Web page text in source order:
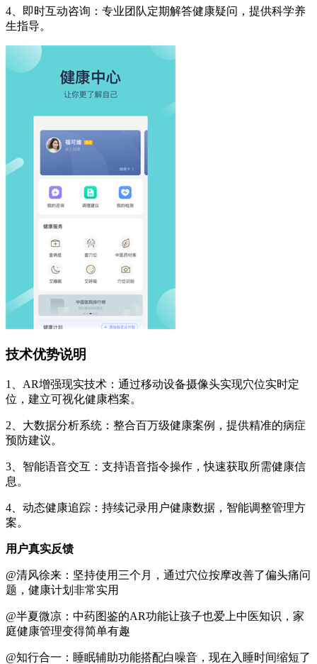
4、即时互动咨询：专业团队定期解答健康疑问，提供科学养
生指导。
技术优势说明
1、AR增强现实技术：通过移动设备摄像头实现穴位实时定
位，建立可视化健康档案。
2、大数据分析系统：整合百万级健康案例，提供精准的病症
预防建议。
3、智能语音交互：支持语音指令操作，快速获取所需健康信
息。
4、动态健康追踪：持续记录用户健康数据，智能调整管理方
案。
用户真实反馈
@清风徐来：坚持使用三个月，通过穴位按摩改善了偏头痛问
题，健康计划非常实用
@半夏微凉：中药图鉴的AR功能让孩子也爱上中医知识，家
庭健康管理变得简单有趣
@知行合一：睡眠辅助功能搭配白噪音，现在入睡时间缩短了